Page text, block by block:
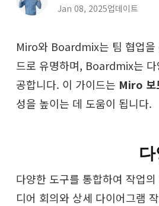
Jan 08, 2025업데이트
Miro와 Boardmix는 팀 협업을
드로 유명하며, Boardmix는 다
공합니다. 이 가이드는 Miro 보
성을 높이는 데 도움이 됩니다.
다양한 도구를 통합하여 작업
디어 회의와 상세 다이어그램